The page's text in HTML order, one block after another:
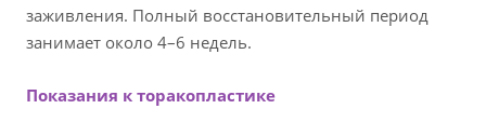
заживления. Полный восстановительный период
занимает около 4–6 недель.
Показания к торакопластике